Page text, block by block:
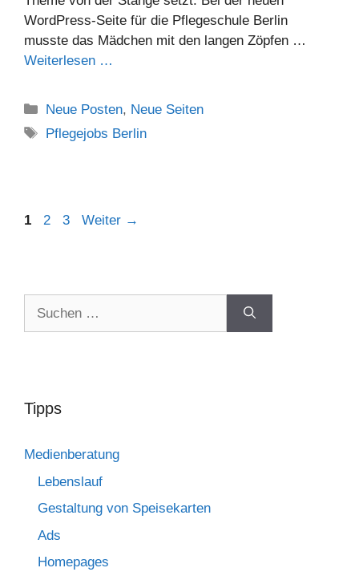
WordPress-Seite für die Pflegeschule Berlin
musste das Mädchen mit den langen Zöpfen …
Weiterlesen …
Neue Posten, Neue Seiten
Pflegejobs Berlin
1 2 3 Weiter →
Tipps
Medienberatung
Lebenslauf
Gestaltung von Speisekarten
Ads
Homepages